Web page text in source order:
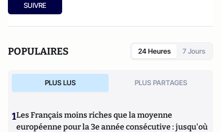
SUIVRE
POPULAIRES 24 Heures 7 Jours
PLUS LUS PLUS PARTAGES
1Les Français moins riches que la moyenne
européenne pour la 3e année consécutive : jusqu'où